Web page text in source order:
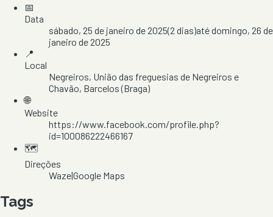
📅
Data
sábado, 25 de janeiro de 2025(2 dias)atédomingo, 26 de
janeiro de 2025
📍
Local
Negreiros, União das freguesias de Negreiros e
Chavão, Barcelos(Braga)
🌐
Website
https://www.facebook.com/profile.php?
id=100086222466167
🗺️
Direções
Waze|Google Maps
Tags